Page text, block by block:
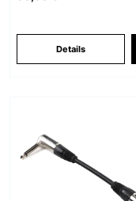
Details